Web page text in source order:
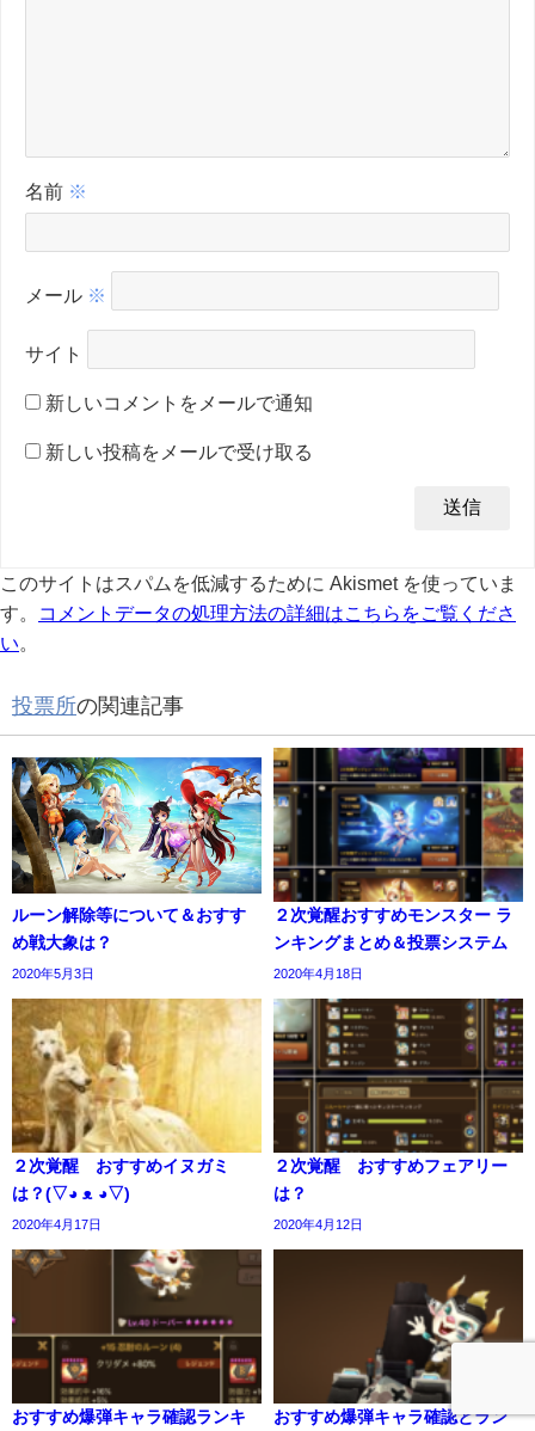
名前 ※
メール ※
サイト
新しいコメントをメールで通知
新しい投稿をメールで受け取る
このサイトはスパムを低減するために Akismet を使っていま
す。
コメントデータの処理方法の詳細はこちらをご覧くださ
い
投票所の関連記事
ルーン解除等について＆おすす
め戦大象は？
2020年5月3日
２次覚醒おすすめモンスター ラ
ンキングまとめ＆投票システム
2020年4月18日
２次覚醒 おすすめイヌガミ
は？(▽◕ ᴥ ◕▽)
2020年4月17日
２次覚醒 おすすめフェアリー
は？
2020年4月12日
おすすめ爆弾キャラ確認ランキ おすすめ爆弾キャラ確認とラン